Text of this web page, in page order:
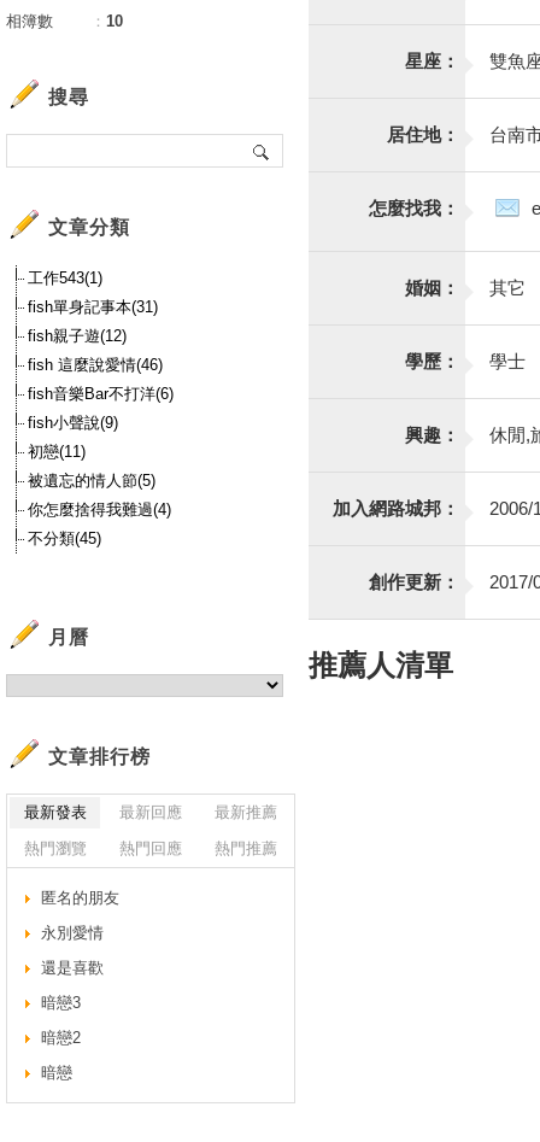
星座： 雙魚
居住地： 台南
怎麼找我：
婚姻： 其它
學歷： 學士
興趣： 休閒,
加入網路城邦： 2006/
創作更新： 2017/
推薦人清單
相簿數
： 10
搜尋
文章分類
工作543(1)
fish單身記事本(31)
fish親子遊(12)
fish 這麼說愛情(46)
fish音樂Bar不打洋(6)
fish小聲說(9)
初戀(11)
被遺忘的情人節(5)
你怎麼捨得我難過(4)
不分類(45)
月曆
文章排行榜
最新發表 最新回應
最新推薦
熱門瀏覽
熱門回應 熱門推薦
匿名的朋友
永別愛情
還是喜歡
暗戀3
暗戀2
暗戀